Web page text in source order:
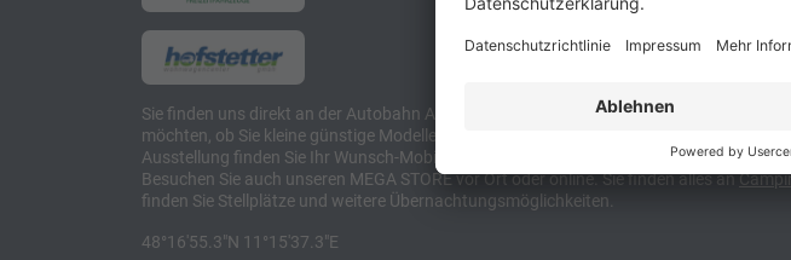
Sie finden uns direkt an der Autobahn A8 zwischen München und Stuttgart, 10
möchten, ob Sie kleine günstige Modelle suchen, etwa kompakte Camper Vans, oder
Ausstellung finden Sie Ihr Wunsch-Mobil und alles für Camping und Caravaning!
Besuchen Sie auch unseren MEGA STORE vor Ort oder online. Sie finden alles an
finden Sie Stellplätze und weitere Übernachtungsmöglichkeiten.
48°16'55.3"N 11°15'37.3"E